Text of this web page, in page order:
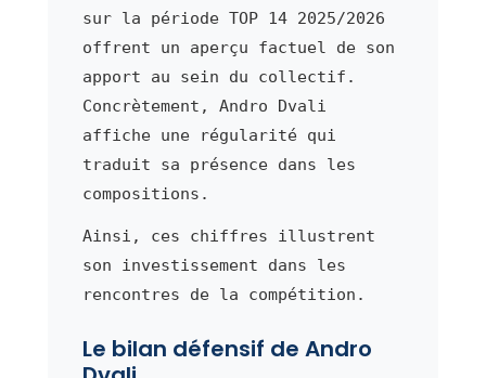
sur la période TOP 14 2025/2026
offrent un aperçu factuel de son
apport au sein du collectif.
Concrètement, Andro Dvali
affiche une régularité qui
traduit sa présence dans les
compositions.
Ainsi, ces chiffres illustrent
son investissement dans les
rencontres de la compétition.
Le bilan défensif de Andro